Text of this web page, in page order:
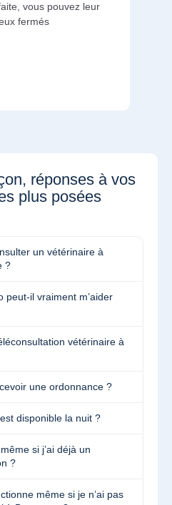
vous pouvez leur
fermés
réponses à vos
plus posées
un vétérinaire à
?
peut-il vraiment m’aider
vétérinaire à
une ordonnance ?
disponible la nuit ?
si j’ai déjà un
?
même si je n’ai pas